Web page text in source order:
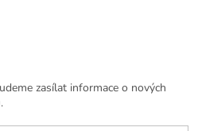
zasílat informace o nových